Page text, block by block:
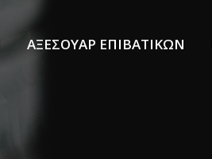
ΑΞΕΣΟΥΑΡ ΕΠΙΒΑΤΙΚΩΝ